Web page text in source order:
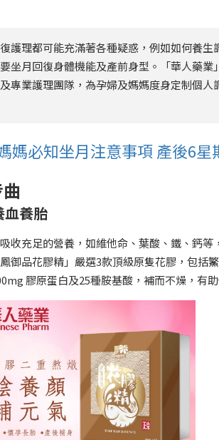
護理都可能充滿著各種疑惑，例如如何養
坐月回復身體機能及產前身型。「華人藥
專業護理團隊，為孕婦及媽媽度身定制個
媽必知坐月注意事項 產後6
血養胎
收充足的營養，如維他命、葉酸、鐵、鈣
御品花膠精」嚴選3款頂級原隻花膠，包括
膠原蛋白及25種胺基酸，補而不燥，有